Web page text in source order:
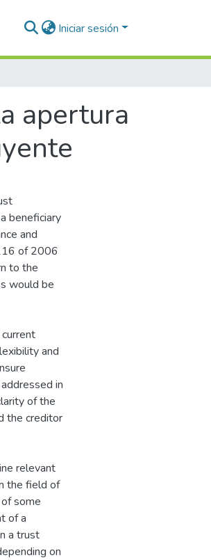
Iniciar sesión
apertura
beneficiary
and
of 2006
to the
would be
and
in
of the
the creditor
relevant
the field of
some
of a
a trust
on